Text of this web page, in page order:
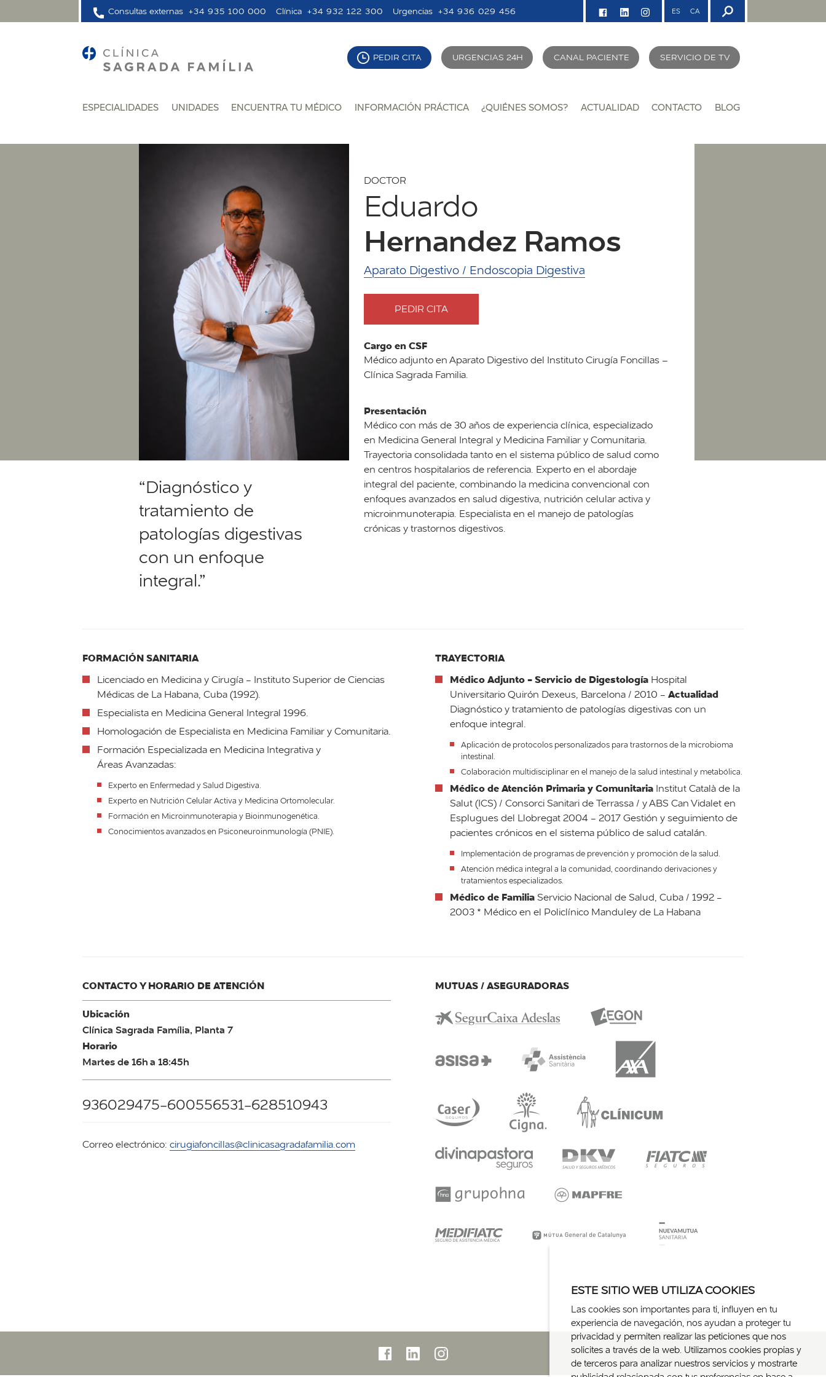
Consultas externas +34 935 100 000 Clínica +34 932 122 300 Urgencias +34 936 029 456 ES CA
PEDIR CITA URGENCIAS 24H CANAL PACIENTE SERVICIO DE TV
ESPECIALIDADES UNIDADES ENCUENTRA TU MÉDICO INFORMACIÓN PRÁCTICA ¿QUIÉNES SOMOS? ACTUALIDAD CONTACTO BLOG
DOCTOR
Eduardo
Hernandez Ramos
Aparato Digestivo / Endoscopia Digestiva
PEDIR CITA
DOCTOR
RAMOS
Cargo en CSF
Médico adjunto en Aparato Digestivo del Instituto Cirugía Foncillas –
Clínica Sagrada Familia.
Presentación
Médico con más de 30 años de experiencia clínica, especializado
en Medicina General Integral y Medicina Familiar y Comunitaria.
Trayectoria consolidada tanto en el sistema público de salud como
en centros hospitalarios de referencia. Experto en el abordaje
integral del paciente, combinando la medicina convencional con
enfoques avanzados en salud digestiva, nutrición celular activa y
microinmunoterapia. Especialista en el manejo de patologías
crónicas y trastornos digestivos.
“Diagnóstico y
tratamiento de
patologías digestivas
con un enfoque
integral.”
FORMACIÓN SANITARIA
Licenciado en Medicina y Cirugía - Instituto Superior de Ciencias
Médicas de La Habana, Cuba (1992).
Especialista en Medicina General Integral 1996.
Homologación de Especialista en Medicina Familiar y Comunitaria.
Formación Especializada en Medicina Integrativa y
Áreas Avanzadas:
Experto en Enfermedad y Salud Digestiva.
Experto en Nutrición Celular Activa y Medicina Ortomolecular.
Formación en Microinmunoterapia y Bioinmunogenética.
Conocimientos avanzados en Psiconeuroinmunología (PNIE).
TRAYECTORIA
Médico Adjunto - Servicio de Digestología Hospital
Universitario Quirón Dexeus, Barcelona / 2010 - Actualidad
Diagnóstico y tratamiento de patologías digestivas con un
enfoque integral.
Aplicación de protocolos personalizados para trastornos de la microbioma
intestinal.
Colaboración multidisciplinar en el manejo de la salud intestinal y metabólica.
Médico de Atención Primaria y Comunitaria Institut Català de la
Salut (ICS) / Consorci Sanitari de Terrassa / y ABS Can Vidalet en
Esplugues del Llobregat 2004 - 2017 Gestión y seguimiento de
pacientes crónicos en el sistema público de salud catalán.
Implementación de programas de prevención y promoción de la salud.
Atención médica integral a la comunidad, coordinando derivaciones y
tratamientos especializados.
Médico de FamiliaServicio Nacional de Salud, Cuba / 1992 -
2003 * Médico en el Policlínico Manduley de La Habana
CONTACTO Y HORARIO DE ATENCIÓN
Ubicación
Clínica Sagrada Família, Planta 7
Horario
Martes de 16h a 18:45h
936029475-600556531-628510943
Correo electrónico: cirugiafoncillas@clinicasagradafamilia.com
MUTUAS / ASEGURADORAS
ESTE SITIO WEB UTILIZA COOKIES
Las cookies son importantes para ti, influyen en tu
experiencia de navegación, nos ayudan a proteger tu
privacidad y permiten realizar las peticiones que nos
solicites a través de la web. Utilizamos cookies propias y
de terceros para analizar nuestros servicios y mostrarte